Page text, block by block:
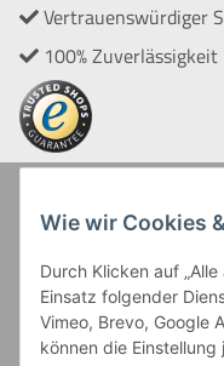
Vertrauenswürdiger
100% Zuverlässigkeit
Wie wir Cookies
Durch Klicken auf
Einsatz folgender
Vimeo, Brevo, Google
können die